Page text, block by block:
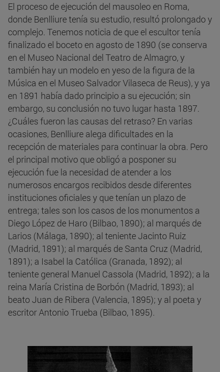
El proceso de ejecución del mausoleo en Roma,
donde Benlliure tenía su estudio, resultó prolongado y
complejo. Tenemos noticia de que el escultor tenía
finalizado el boceto en agosto de 1890 (se conserva
en el Museo Nacional del Teatro de Almagro, y
también hay un modelo en yeso de la figura de la
Música en el Museo Salvador Vilaseca de Reus), y ya
en 1891 había dado principio a su ejecución; sin
embargo, su conclusión no tuvo lugar hasta 1897.
¿Cuáles fueron las causas del retraso? En varias
ocasiones, Benlliure alega dificultades en la
recepción de materiales para continuar la obra. Pero
el principal motivo que obligó a posponer su
ejecución fue la necesidad de atender a los
numerosos encargos recibidos desde diferentes
instituciones oficiales y que tenían un plazo de
entrega; tales son los casos de los monumentos a
Diego López de Haro (Bilbao, 1890); al marqués de
Larios (Málaga, 1890); al teniente Jacinto Ruiz
(Madrid, 1891); al marqués de Santa Cruz (Madrid,
1891); a Isabel la Católica (Granada, 1892); al
teniente general Manuel Cassola (Madrid, 1892); a la
reina María Cristina de Borbón (Madrid, 1893); al
beato Juan de Ribera (Valencia, 1895); y al poeta y
escritor Antonio Trueba (Bilbao, 1895).